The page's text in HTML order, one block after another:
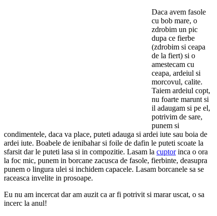
Daca avem fasole
cu bob mare, o
zdrobim un pic
dupa ce fierbe
(zdrobim si ceapa
de la fiert) si o
amestecam cu
ceapa, ardeiul si
morcovul, calite.
Taiem ardeiul copt,
nu foarte marunt si
il adaugam si pe el,
potrivim de sare,
punem si
condimentele, daca va place, puteti adauga si ardei iute sau boia de
ardei iute. Boabele de ienibahar si foile de dafin le puteti scoate la
sfarsit dar le puteti lasa si in compozitie. Lasam la cuptorinca o ora
la foc mic, punem in borcane zacusca de fasole, fierbinte, deasupra
punem o lingura ulei si inchidem capacele. Lasam borcanele sa se
raceasca invelite in prosoape.
Eu nu am incercat dar am auzit ca ar fi potrivit si marar uscat, o sa
incerc la anul!